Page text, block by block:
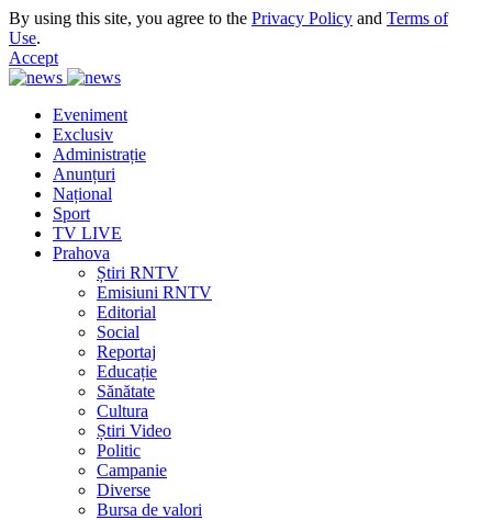
By using this site, you agree to the Privacy Policy and Terms of
Use.
Accept
Eveniment
Exclusiv
Administrație
Anunțuri
Național
Sport
TV LIVE
Prahova
Știri RNTV
Emisiuni RNTV
Editorial
Social
Reportaj
Educație
Sănătate
Cultura
Știri Video
Politic
Campanie
Diverse
Bursa de valori